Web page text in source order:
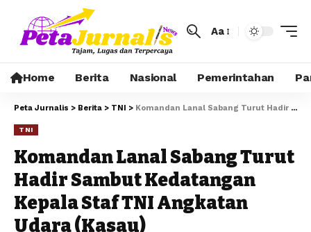
Aa
Home Berita Nasional Pemerintahan
Peta Jurnalis > Berita > TNI > Komandan Lanal Sabang Turut Hadir Sambut Kedatangan Kepala Staf TNI Angkatan Udara (Kasau)
TNI
Komandan Lanal Sabang Turut
Hadir Sambut Kedatangan
Kepala Staf TNI Angkatan
Udara (Kasau)